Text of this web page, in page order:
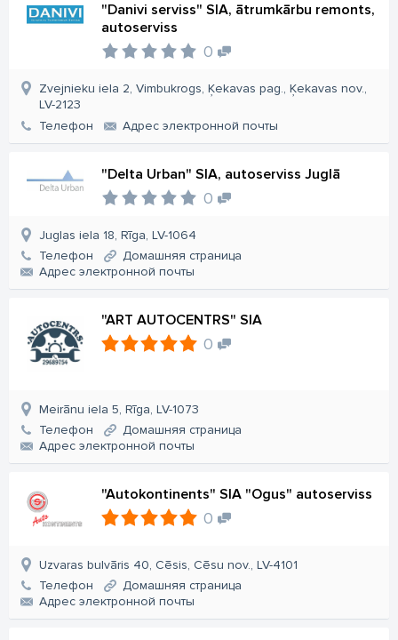
"Danivi serviss" SIA, ātrumkārbu remonts,
autoserviss
0
Zvejnieku iela 2, Vimbukrogs, Ķekavas pag., Ķekavas nov.,
LV-2123
Телефон
Aдрес электронной почты
"Delta Urban" SIA, autoserviss Juglā
0
Juglas iela 18, Rīga, LV-1064
Телефон
Домашняя страница
Aдрес электронной почты
"ART AUTOCENTRS" SIA
0
Meirānu iela 5, Rīga, LV-1073
Телефон
Домашняя страница
Aдрес электронной почты
"Autokontinents" SIA "Ogus" autoserviss
0
Uzvaras bulvāris 40, Cēsis, Cēsu nov., LV-4101
Телефон
Домашняя страница
Aдрес электронной почты